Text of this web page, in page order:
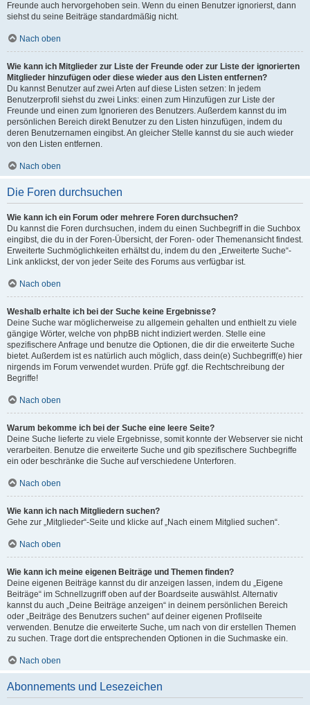
Freunde auch hervorgehoben sein. Wenn du einen Benutzer ignorierst, dann
siehst du seine Beiträge standardmäßig nicht.
Nach oben
Wie kann ich Mitglieder zur Liste der Freunde oder zur Liste der ignorierten
Mitglieder hinzufügen oder diese wieder aus den Listen entfernen?
Du kannst Benutzer auf zwei Arten auf diese Listen setzen: In jedem
Benutzerprofil siehst du zwei Links: einen zum Hinzufügen zur Liste der
Freunde und einen zum Ignorieren des Benutzers. Außerdem kannst du im
persönlichen Bereich direkt Benutzer zu den Listen hinzufügen, indem du
deren Benutzernamen eingibst. An gleicher Stelle kannst du sie auch wieder
von den Listen entfernen.
Nach oben
Die Foren durchsuchen
Wie kann ich ein Forum oder mehrere Foren durchsuchen?
Du kannst die Foren durchsuchen, indem du einen Suchbegriff in die Suchbox
eingibst, die du in der Foren-Übersicht, der Foren- oder Themenansicht findest.
Erweiterte Suchmöglichkeiten erhältst du, indem du den „Erweiterte Suche“-
Link anklickst, der von jeder Seite des Forums aus verfügbar ist.
Nach oben
Weshalb erhalte ich bei der Suche keine Ergebnisse?
Deine Suche war möglicherweise zu allgemein gehalten und enthielt zu viele
gängige Wörter, welche von phpBB nicht indiziert werden. Stelle eine
spezifischere Anfrage und benutze die Optionen, die dir die erweiterte Suche
bietet. Außerdem ist es natürlich auch möglich, dass dein(e) Suchbegriff(e) hier
nirgends im Forum verwendet wurden. Prüfe ggf. die Rechtschreibung der
Begriffe!
Nach oben
Warum bekomme ich bei der Suche eine leere Seite?
Deine Suche lieferte zu viele Ergebnisse, somit konnte der Webserver sie nicht
verarbeiten. Benutze die erweiterte Suche und gib spezifischere Suchbegriffe
ein oder beschränke die Suche auf verschiedene Unterforen.
Nach oben
Wie kann ich nach Mitgliedern suchen?
Gehe zur „Mitglieder“-Seite und klicke auf „Nach einem Mitglied suchen“.
Nach oben
Wie kann ich meine eigenen Beiträge und Themen finden?
Deine eigenen Beiträge kannst du dir anzeigen lassen, indem du „Eigene
Beiträge“ im Schnellzugriff oben auf der Boardseite auswählst. Alternativ
kannst du auch „Deine Beiträge anzeigen“ in deinem persönlichen Bereich
oder „Beiträge des Benutzers suchen“ auf deiner eigenen Profilseite
verwenden. Benutze die erweiterte Suche, um nach von dir erstellen Themen
zu suchen. Trage dort die entsprechenden Optionen in die Suchmaske ein.
Nach oben
Abonnements und Lesezeichen